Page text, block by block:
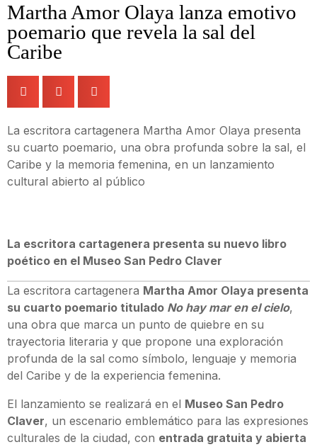
Martha Amor Olaya lanza emotivo
poemario que revela la sal del
Caribe
La escritora cartagenera Martha Amor Olaya presenta
su cuarto poemario, una obra profunda sobre la sal, el
Caribe y la memoria femenina, en un lanzamiento
cultural abierto al público
La escritora cartagenera presenta su nuevo libro
poético en el Museo San Pedro Claver
La escritora cartagenera Martha Amor Olaya presenta
su cuarto poemario titulado No hay mar en el cielo,
una obra que marca un punto de quiebre en su
trayectoria literaria y que propone una exploración
profunda de la sal como símbolo, lenguaje y memoria
del Caribe y de la experiencia femenina.
El lanzamiento se realizará en el Museo San Pedro
Claver, un escenario emblemático para las expresiones
culturales de la ciudad, con entrada gratuita y abierta